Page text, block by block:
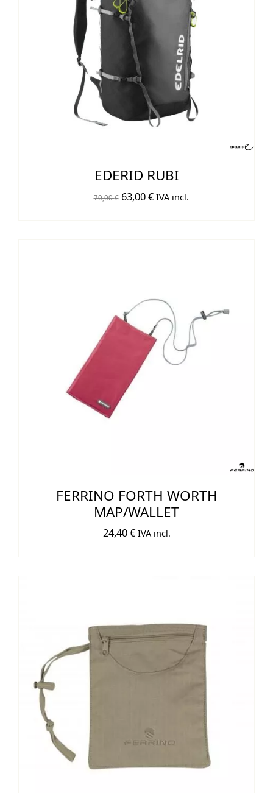
EDERID RUBI
70,00€ El
63,00€ElIVA incl.
FERRINO FORTH WORTH
MAP/WALLET
24,40€ IVA incl.